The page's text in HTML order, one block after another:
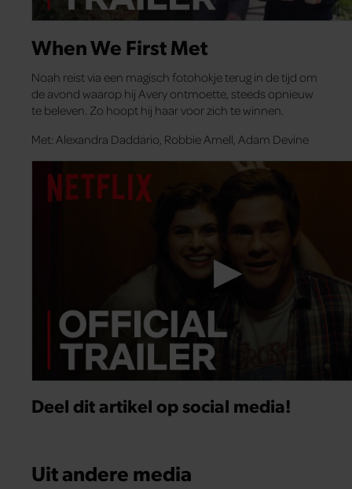
When We First Met
Noah reist via een magisch fotohokje terug in de tijd om
de avond waarop hij Avery ontmoette, steeds opnieuw
te beleven. Zo hoopt hij haar voor zich te winnen.
Met: Alexandra Daddario, Robbie Amell, Adam Devine
Deel dit artikel op social media!
Uit andere media